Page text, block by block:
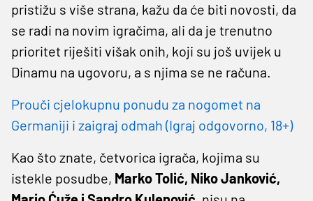
pristižu s više strana, kažu da će biti novosti, da
se radi na novim igračima, ali da je trenutno
prioritet riješiti višak onih, koji su još uvijek u
Dinamu na ugovoru, a s njima se ne računa.
Prouči cjelokupnu ponudu za nogomet na
Germaniji i zaigraj odmah (Igraj odgovorno, 18+)
Kao što znate, četvorica igrača, kojima su
istekle posudbe, Marko Tolić, Niko Janković,